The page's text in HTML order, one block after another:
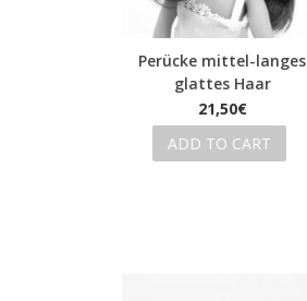
Quick view
Perücke mittel-langes
glattes Haar
21,50€
ADD TO CART